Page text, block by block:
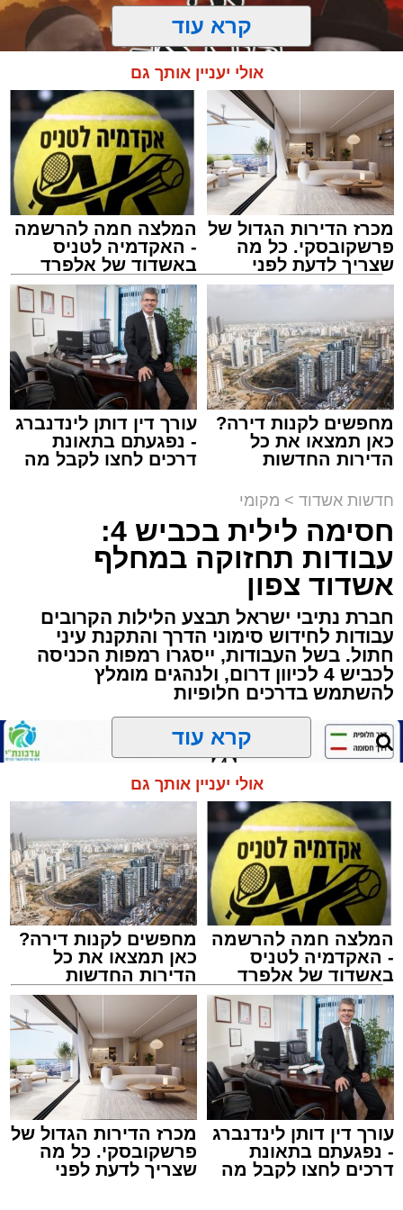
מעגלים
מנהל האתר / 20:31 06.08.26
תגים:הגרי"ב שרייבר מעגלים
ארוע שטרם היה כמותו: בשבוע הבא ביום ג'
יתכנסו המוני בחורי הישיבות שטרם החלו את זמן
'אלול', והם יזכו לשמוע את גדולי הדור, מרן הגרי"ב
שרייבר שליט"א והגאון רבי ישאי טולידנו שליט"א,
שבשעה נדירה של קורת רוח ישתפו את שומעיהם
באשר ראו וקיבלו בבתי הוריהם, הגאון רבי פנחס
שרייבר זצ"ל והגאון רבי ניסים טולידנו זצ"ל, כאשר
מטרתם של הדברים שישמעו היא לעורר הלבבות
ולהחדיר אהבת אמת לתורה.
הארוע, במסגרת ארועי 'מעגלים', יתקיים בבית
הכנסת 'חניכי הישיבות' רובע ג', ביום שלישי הקרוב
לאחר הארוע יתקיים רב שיח וכן פלפול תלמודי
בריתחא דאורייתא בעומקא דשמעתתא.
מעוניינים להגיב? לדווח ? צרו איתנו קשר במייל -
קרא עוד
אולי יעניין אותך גם
מכרז הדירות הגדול של
פרשקובסקי. כל מה
שצריך לדעת לפני
שמגישים הצעה לדירה
המלצה חמה להרשמה
- האקדמיה לטניס
באשדוד של אלפרד
קריאולנסקי - לילדים
מחפשים לקנות דירה?
כאן תמצאו את כל
הדירות החדשות
עורך דין דותן לינדנברג
- נפגעתם בתאונת
דרכים לחצו לקבל מה
חדשות אשדוד > מקומי
חסימה לילית בכביש 4:
עבודות תחזוקה במחלף
אשדוד צפון
חברת נתיבי ישראל תבצע הלילות הקרובים
עבודות לחידוש סימוני הדרך והתקנת עיני
חתול. בשל העבודות, ייסגרו רמפות הכניסה
לכביש 4 לכיוון דרום, ולנהגים מומלץ
להשתמש בדרכים חלופיות
נתיבי ישראל
מערכת האתר / 18:19 06.08.26
קרא עוד
אולי יעניין אותך גם
המלצה חמה להרשמה
- האקדמיה לטניס
באשדוד של אלפרד
קריאולנסקי - לילדים
מחפשים לקנות דירה?
כאן תמצאו את כל
הדירות החדשות
למכירה באשדוד >>>
עורך דין דותן לינדנברג
- נפגעתם בתאונת
דרכים לחצו לקבל מה
מכרז הדירות הגדול של
פרשקובסקי. כל מה
שצריך לדעת לפני